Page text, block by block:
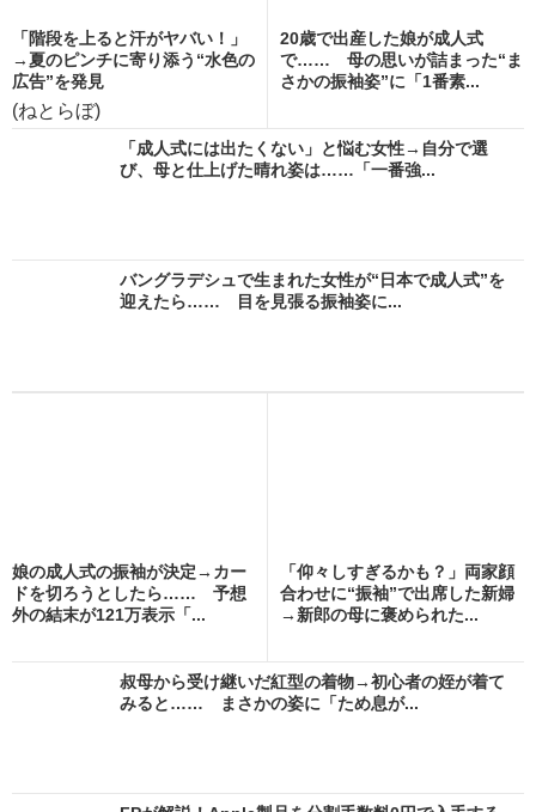
「階段を上ると汗がヤバい！」
→夏のピンチに寄り添う“水色の
広告”を発見
(ねとらぼ)
20歳で出産した娘が成人式
で…… 母の思いが詰まった“ま
さかの振袖姿”に「1番素...
「成人式には出たくない」と悩む女性→自分で選
び、母と仕上げた晴れ姿は……「一番強...
バングラデシュで生まれた女性が“日本で成人式”を
迎えたら…… 目を見張る振袖姿に...
娘の成人式の振袖が決定→カー
ドを切ろうとしたら…… 予想
外の結末が121万表示「...
「仰々しすぎるかも？」両家顔
合わせに“振袖”で出席した新婦
→新郎の母に褒められた...
叔母から受け継いだ紅型の着物→初心者の姪が着て
みると…… まさかの姿に「ため息が...